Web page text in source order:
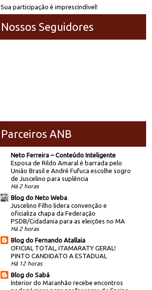
Sua participação é imprescindível!
Nossos Seguidores
Parceiros ANB
Neto Ferreira – Conteúdo Inteligente
Esposa de Rildo Amaral é barrada pelo
União Brasil e André Fufuca escolhe sogro
de Juscelino para suplência
Há 2 horas
Blog do Neto Weba
Juscelino Filho lidera convenção e
oficializa chapa da Federação
PSDB/Cidadania para as eleições no MA
Há 2 horas
Blog do Fernando Atallaia
OFICIAL TOTAL, ITAMARATY GERAL!
PINTO CANDIDATO A ESTADUAL
Há 12 horas
Blog do Sabá
Interior do Maranhão recebe encontros